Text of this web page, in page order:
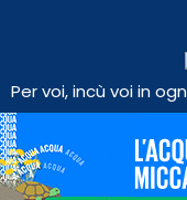
Per voi, incù voi in